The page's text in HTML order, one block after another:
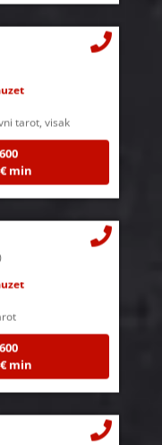
tarot, visak
min
min